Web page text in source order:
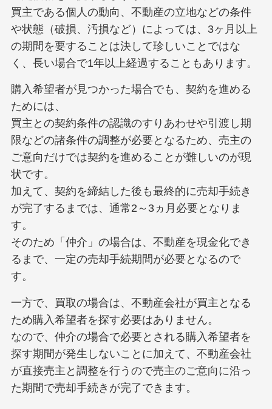
買主である個人の動向、不動産の立地などの条件
や状態（破損、汚損など）によっては、3ヶ月以上
の期間を要することは決して珍しいことではな
く、長い場合で1年以上経過することもあります。
購入希望者が見つかった場合でも、契約を進める
ためには、
買主との契約条件の認識のすりあわせや引渡し期
限などの諸条件の調整が必要となるため、売主の
ご意向だけでは契約を進めることが難しいのが現
状です。
加えて、契約を締結した後も最終的に売却手続き
が完了するまでは、通常2～3ヵ月必要となりま
す。
そのため「仲介」の場合は、不動産を現金化でき
るまで、一定の売却手続期間が必要となるので
す。
一方で、買取の場合は、不動産会社が買主となる
ため購入希望者を探す必要はありません。
なので、仲介の場合で必要とされる購入希望者を
探す期間が発生しないことに加えて、不動産会社
が直接売主と調整を行うので売主のご意向に沿っ
た期間で売却手続きが完了できます。